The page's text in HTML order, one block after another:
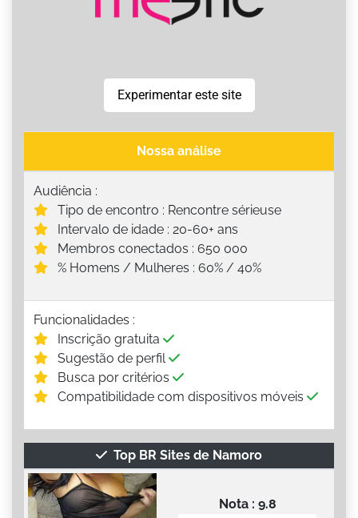
Experimentar este site
Nossa análise
Audiência :
Tipo de encontro : Rencontre sérieuse
Intervalo de idade : 20-60+ ans
Membros conectados : 650 000
% Homens / Mulheres : 60% / 40%
Funcionalidades :
Inscrição gratuita
Sugestão de perfil
Busca por critérios
Compatibilidade com dispositivos móveis
Top BR Sites de Namoro
Nota : 9.8